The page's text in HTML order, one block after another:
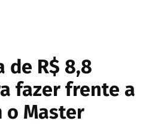
de R$ 8,8
fazer frente a
o Master